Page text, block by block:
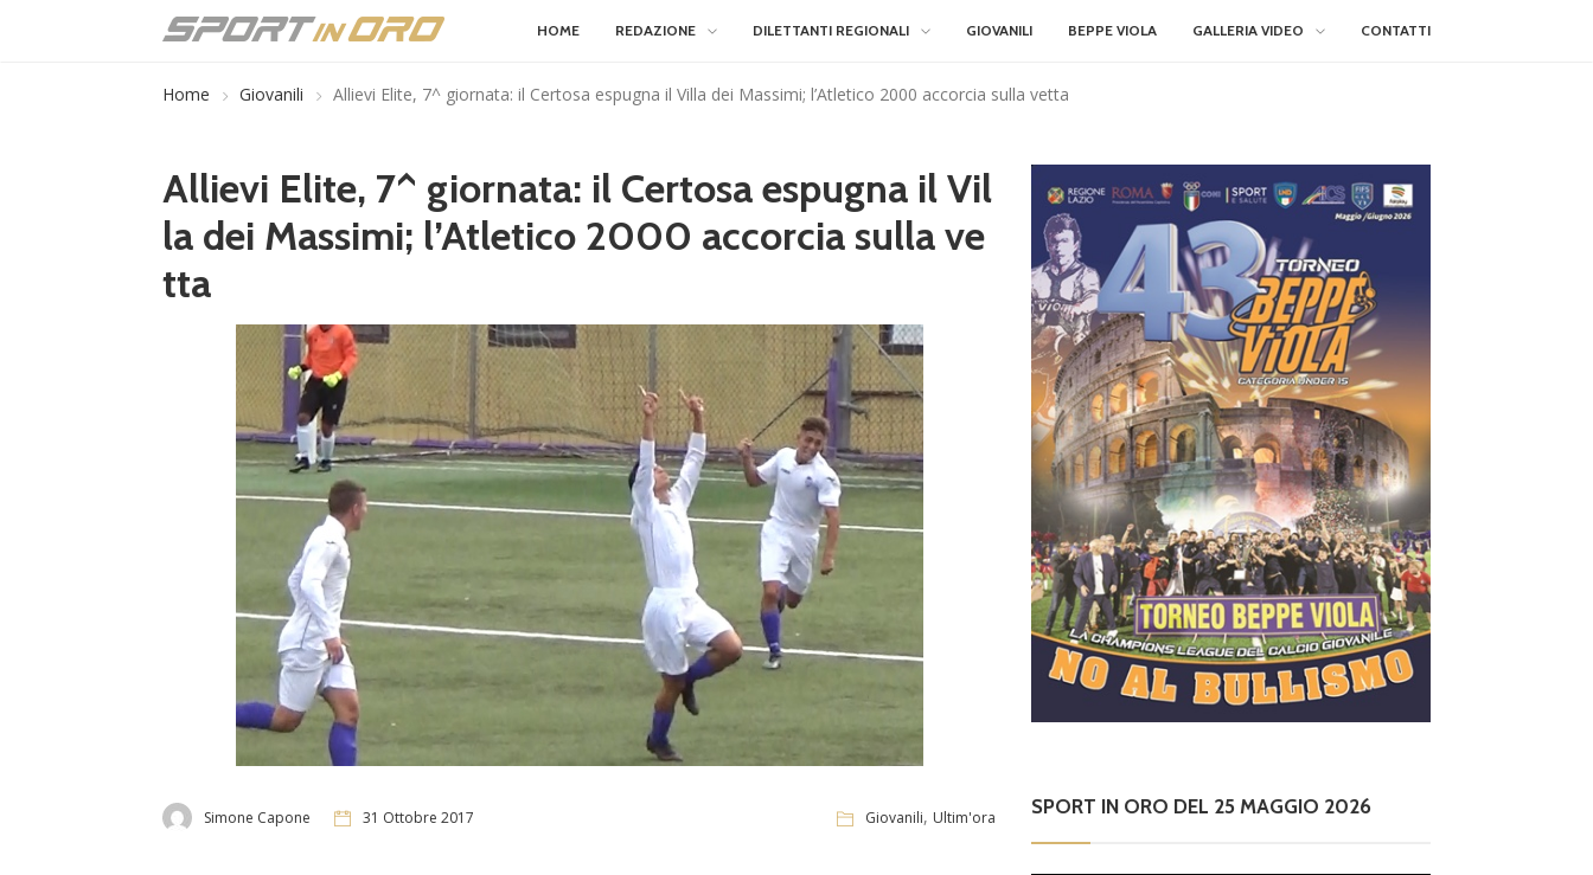
HOME REDAZIONE DILETTANTI REGIONALI GIOVANILI BEPPE VIOLA GALLERIA VIDEO CONTATTI
Home Giovanili Allievi Elite, 7^ giornata: il Certosa espugna il Villa dei Massimi; l’Atletico 2000 accorcia sulla vetta
Allievi Elite, 7^ giornata: il Certosa espugna il Vil
la dei Massimi; l’Atletico 2000 accorcia sulla ve
tta
Simone Capone 31 Ottobre 2017 Giovanili, Ultim'ora SPORT IN ORO DEL 25 MAGGIO 2026